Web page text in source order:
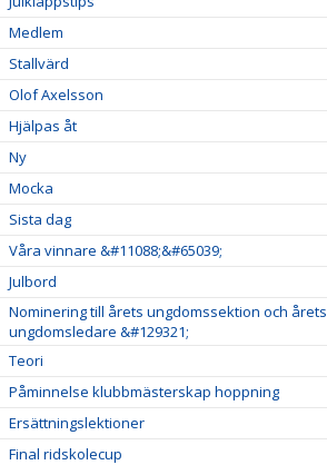
Medlem
Stallvärd
Olof Axelsson
Hjälpas åt
Ny
Mocka
Sista dag
Våra vinnare &#11088;&#65039;
Julbord
Nominering till årets ungdomssektion och årets
ungdomsledare &#129321;
Teori
Påminnelse klubbmästerskap hoppning
Ersättningslektioner
Final ridskolecup